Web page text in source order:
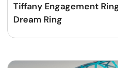
Tiffany Engagement
Dream Ring